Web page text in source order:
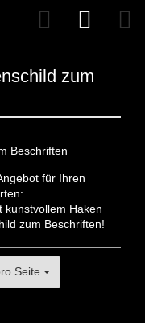
zum
für Ihren
Haken
zum Beschriften!
Seite